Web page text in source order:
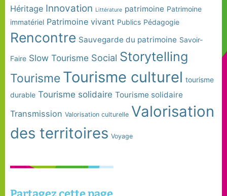
Héritage Innovation Littérature patrimoine Patrimoine
immatériel Patrimoine vivant Publics Pédagogie
Rencontre Sauvegarde du patrimoine Savoir-
Faire Slow Tourisme Social Storytelling
Tourisme Tourisme culturel tourisme
durable Tourisme solidaire Tourisme solidaire
Transmission Valorisation culturelle Valorisation
des territoires Voyage